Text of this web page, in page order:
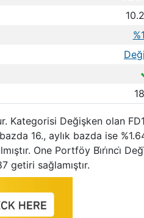
Değişken olan FD1
16., aylık bazda ise
One Portföy Bi̇ri̇nci̇
getiri sağlamıştır.